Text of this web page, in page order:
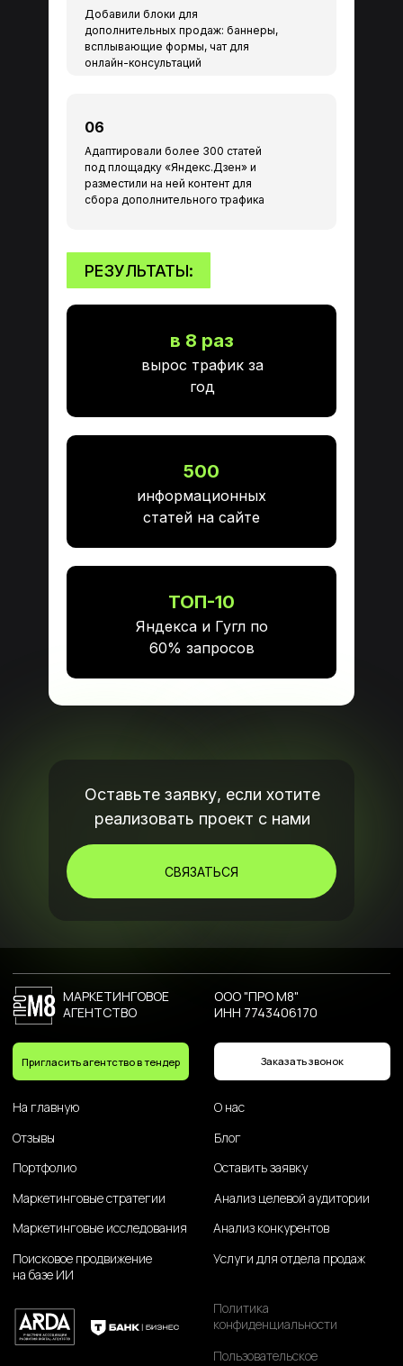
РЕЗУЛЬТАТЫ:
Адаптировали более 300 статей
под площадку «Яндекс.Дзен» и
разместили на ней контент для
сбора дополнительного трафика
Добавили блоки для
дополнительных продаж: баннеры,
всплывающие формы, чат для
онлайн-консультаций
вырос трафик за
год
в 8 раз
500
информационных
статей на сайте
Яндекса и Гугл по
60% запросов
ТОП-10
06
Оставьте заявку, если хотите
реализовать проект с нами
СВЯЗАТЬСЯ
О нас
ИНН 7743406170
Услуги для отдела продаж
Маркетинговые исследования
МАРКЕТИНГОВОЕ
АГЕНТСТВО
Политика
конфиденциальности
Все права защищены.
соглашение